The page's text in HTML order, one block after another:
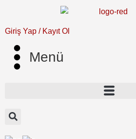
Giriş Yap / Kayıt Ol
Menü